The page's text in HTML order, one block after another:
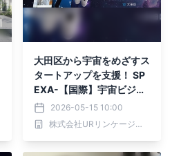
大田区から宇宙をめざすス
タートアップを支援！ SP
EXA-【国際】宇宙ビジネ
ス展-に初出展
2026-05-15 10:00
株式会社URリンケージ地域活力共創部